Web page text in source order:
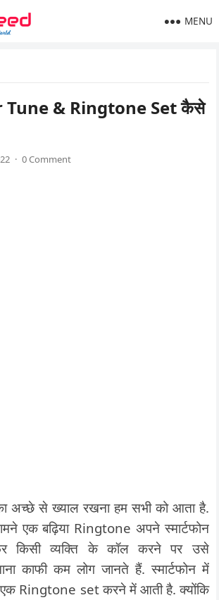
MENU
Tune & Ringtone Set कैसे
· 0 Comment
अच्छे से ख्याल रखना हम सभी को आता है.
एक बढ़िया Ringtone अपने स्मार्टफोन
किसी व्यक्ति के कॉल करने पर उसे
काफी कम लोग जानते हैं. स्मार्टफोन में
Ringtone set करने में आती है. क्योंकि